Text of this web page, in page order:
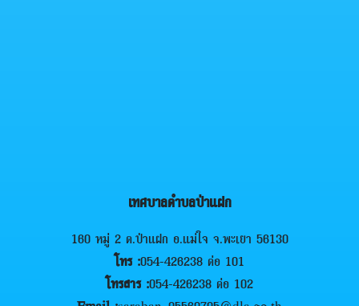
เทศบาลตำบลป่าแฝก
160 หมู่ 2 ต.ป่าแฝก อ.แม่ใจ จ.พะเยา 56130
โทร :054-426238 ต่อ 101
โทรสาร :054-426238 ต่อ 102